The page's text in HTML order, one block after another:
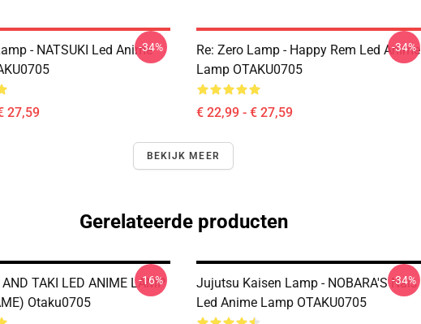
- NATSUKI Led Anime
27,59
-34%
Re: Zero Lamp - Happy Rem Led Anime
Lamp OTAKU0705
€ 22,99 - € 27,59
-34%
BEKIJK MEER
Gerelateerde producten
TAKI LED ANIME LAMP
Otaku0705
-16%
Jujutsu Kaisen Lamp - NOBARA'S Nals
Led Anime Lamp OTAKU0705
-34%